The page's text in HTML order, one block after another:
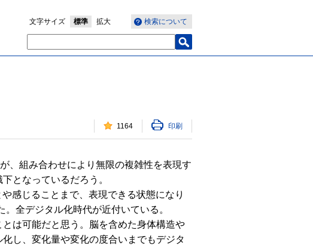
検索について
文字サイズ 標準 拡大
1164 印刷
、組み合わせにより無限の複雑性を表現す
となっているだろう。
感じることまで、表現できる状態になり
全デジタル化時代が近付いている。
は可能だと思う。脳を含めた身体構造や
し、変化量や変化の度合いまでもデジタ